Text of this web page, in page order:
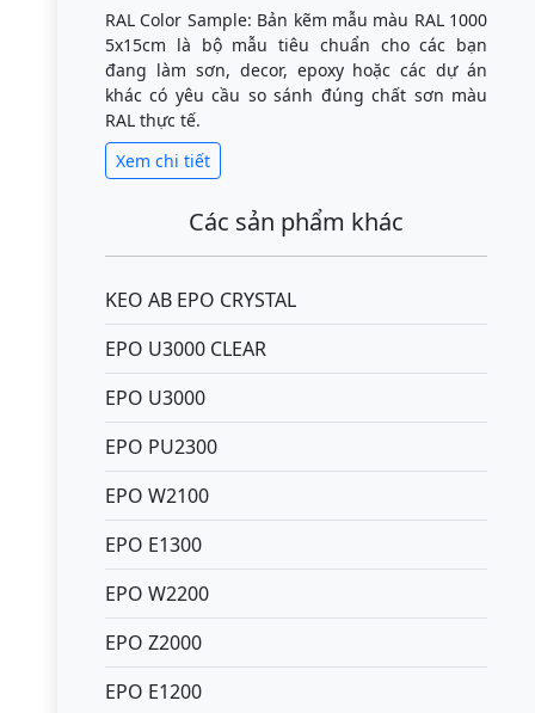
RAL Color Sample: Bản kẽm mẫu màu RAL 1000
5x15cm là bộ mẫu tiêu chuẩn cho các bạn
đang làm sơn, decor, epoxy hoặc các dự án
khác có yêu cầu so sánh đúng chất sơn màu
RAL thực tế.
Xem chi tiết
Các sản phẩm khác
KEO AB EPO CRYSTAL
EPO U3000 CLEAR
EPO U3000
EPO PU2300
EPO W2100
EPO E1300
EPO W2200
EPO Z2000
EPO E1200